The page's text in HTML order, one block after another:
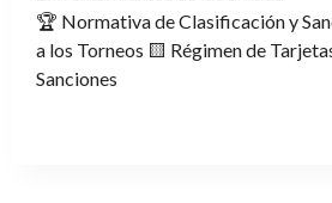
🏆 Normativa de Clasificación y
a los Torneos 🟨 Régimen de
Sanciones